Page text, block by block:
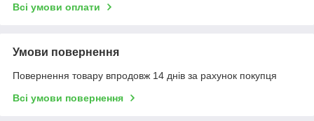
Всі умови оплати
Умови повернення
Повернення товару впродовж 14 днів за рахунок покупця
Всі умови повернення